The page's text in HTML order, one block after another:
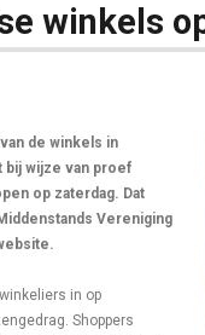
winkels
de winkels in
bij wijze van proef
op zaterdag. Dat
Vereniging
in op
Shoppers